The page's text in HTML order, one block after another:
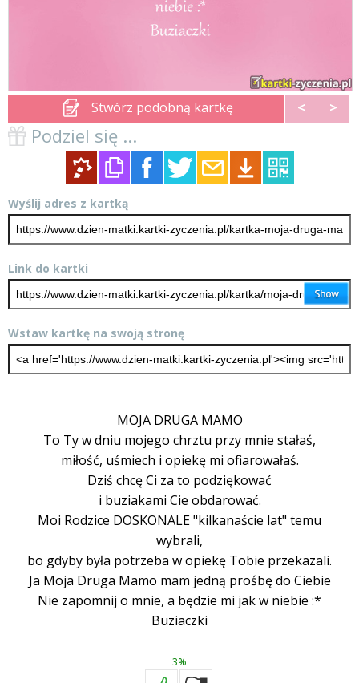
Stwórz podobną kartkę < >
Podziel się ...
Wyślij adres z kartką
Link do kartki
Wstaw kartkę na swoją stronę
MOJA DRUGA MAMO
To Ty w dniu mojego chrztu przy mnie stałaś,
miłość, uśmiech i opiekę mi ofiarowałaś.
Dziś chcę Ci za to podziękować
i buziakami Cie obdarować.
Moi Rodzice DOSKONALE "kilkanaście lat" temu
wybrali,
bo gdyby była potrzeba w opiekę Tobie przekazali.
Ja Moja Druga Mamo mam jedną prośbę do Ciebie
Nie zapomnij o mnie, a będzie mi jak w niebie :*
Buziaczki
3%